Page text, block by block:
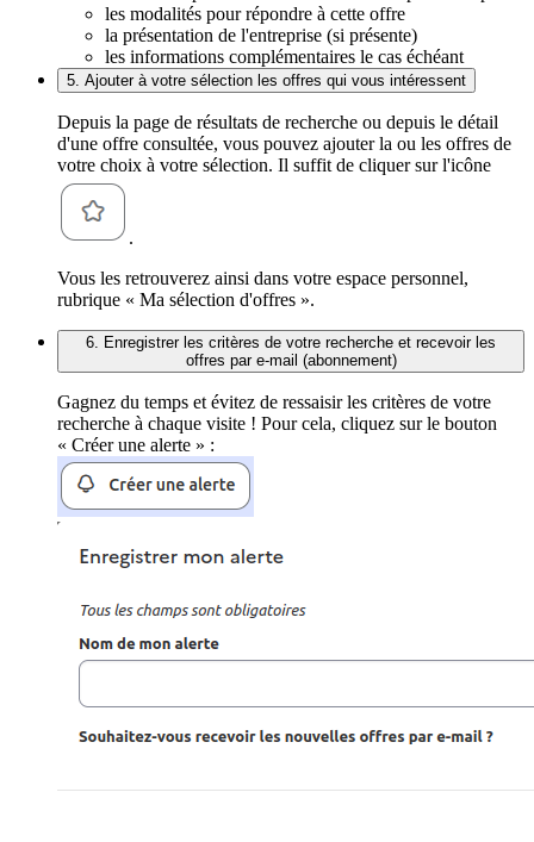
les modalités pour répondre à cette offre
la présentation de l'entreprise (si présente)
les informations complémentaires le cas échéant
5. Ajouter à votre sélection les offres qui vous intéressent
Depuis la page de résultats de recherche ou depuis le détail
d'une offre consultée, vous pouvez ajouter la ou les offres de
votre choix à votre sélection. Il suffit de cliquer sur l'icône
.
Vous les retrouverez ainsi dans votre espace personnel,
rubrique « Ma sélection d'offres ».
6. Enregistrer les critères de votre recherche et recevoir les
offres par e-mail (abonnement)
Gagnez du temps et évitez de ressaisir les critères de votre
recherche à chaque visite ! Pour cela, cliquez sur le bouton
« Créer une alerte » :